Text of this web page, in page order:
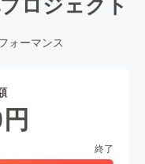
ォーマンス
円
終了